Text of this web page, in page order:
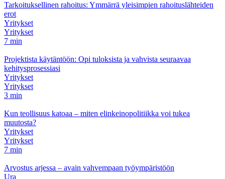
Tarkoituksellinen rahoitus: Ymmärrä yleisimpien rahoituslähteiden
erot
Yritykset
Yritykset
7 min
Projektista käytäntöön: Opi tuloksista ja vahvista seuraavaa
kehitysprosessiasi
Yritykset
Yritykset
3 min
Kun teollisuus katoaa – miten elinkeinopolitiikka voi tukea
muutosta?
Yritykset
Yritykset
7 min
Arvostus arjessa – avain vahvempaan työympäristöön
Ura